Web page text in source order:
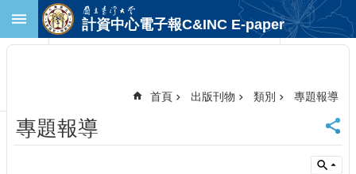
跳到主要內容區塊
首
頁
計資中心電子報C&INC E-paper
首頁 出版刊物 類別 專題報導
專題報導